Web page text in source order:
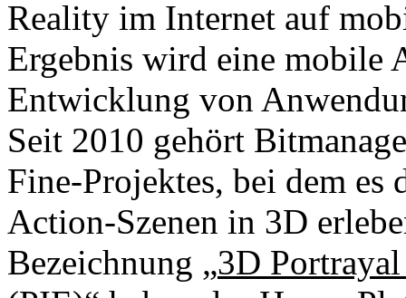
Reality im Internet auf
Ergebnis wird eine mobile
Entwicklung von
Seit 2010 gehört
Fine-Projektes, bei dem
Action-Szenen in 3D
Bezeichnung „3D